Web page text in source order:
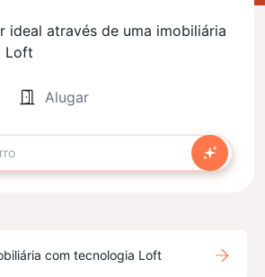
ideal através de uma imobiliária
Loft
Alugar
com tecnologia Loft